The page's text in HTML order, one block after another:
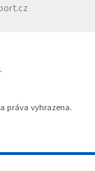
práva vyhrazena.